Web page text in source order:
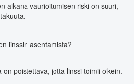
aikana vaurioitumisen riski on suuri,
linssin asentamista?
on poistettava, jotta linssi toimii oikein.